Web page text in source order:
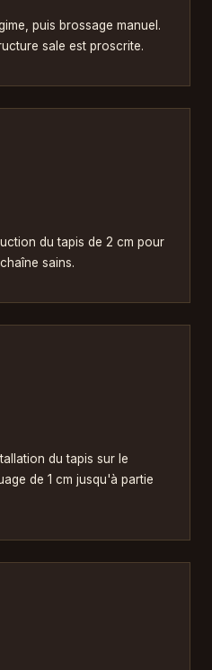
puis brossage manuel.
sale est proscrite.
du tapis de 2 cm pour
sains.
du tapis sur le
de 1 cm jusqu'à partie